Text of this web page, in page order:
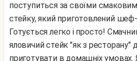
поступиться за своїми
стейку, який приготовлений
Готується легко і просто!
яловичий стейк "як з
приготувати в домашніх